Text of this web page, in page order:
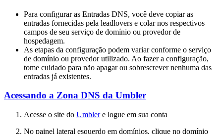
Para configurar as Entradas DNS, você deve copiar as
entradas fornecidas pela leadlovers e colar nos respectivos
campos de seu serviço de domínio ou provedor de
hospedagem.
As etapas da configuração podem variar conforme o serviço
de domínio ou provedor utilizado. Ao fazer a configuração,
tome cuidado para não apagar ou sobrescrever nenhuma das
entradas já existentes.
Acessando a Zona DNS da Umbler
Acesse o site do Umblere logue em sua conta
No painel lateral esquerdo em domínios, clique no domínio